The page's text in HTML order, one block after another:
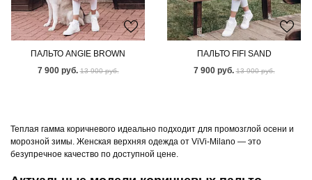
ПАЛЬТО ANGIE BROWN
7 900 руб. 13 900 руб.
ПАЛЬТО FIFI SAND
7 900 руб. 13 900 руб.
Теплая гамма коричневого идеально подходит для промозглой осени и
морозной зимы. Женская верхняя одежда от ViVi-Milano — это
безупречное качество по доступной цене.